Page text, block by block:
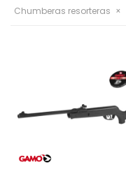
Chumberas resorteras